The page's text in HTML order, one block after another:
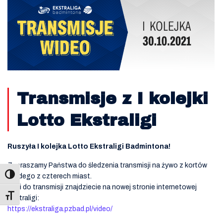
Toggle Font size
Transmisje z I kolejki
Lotto Ekstraligi
Ruszyła I kolejka Lotto Ekstraligi Badmintona!
Zapraszamy Państwa do śledzenia transmisji na żywo z kortów
każdego z czterech miast.
Linki do transmisji znajdziecie na nowej stronie internetowej
Ekstraligi:
https://ekstraliga.pzbad.pl/video/